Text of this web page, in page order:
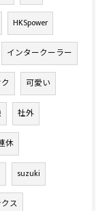
HKSpower
インタークーラー
可愛い
社外
休
suzuki
ス